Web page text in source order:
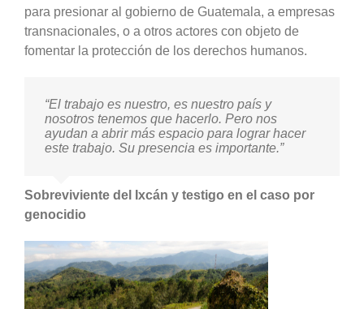
para presionar al gobierno de Guatemala, a empresas
transnacionales, o a otros actores con objeto de
fomentar la protección de los derechos humanos.
“El trabajo es nuestro, es nuestro país y
nosotros tenemos que hacerlo. Pero nos
ayudan a abrir más espacio para lograr hacer
este trabajo. Su presencia es importante.”
Sobreviviente del Ixcán y testigo en el caso por
genocidio